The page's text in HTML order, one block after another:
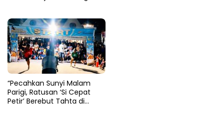
“Pecahkan Sunyi Malam
Parigi, Ratusan ‘Si Cepat
Petir’ Berebut Tahta di